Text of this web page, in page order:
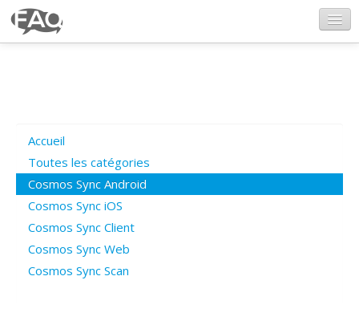
Poser une question
Questions ouvertes
Connexion
Accueil
Toutes les catégories
Cosmos Sync Android
Cosmos Sync iOS
Cosmos Sync Client
Cosmos Sync Web
Cosmos Sync Scan